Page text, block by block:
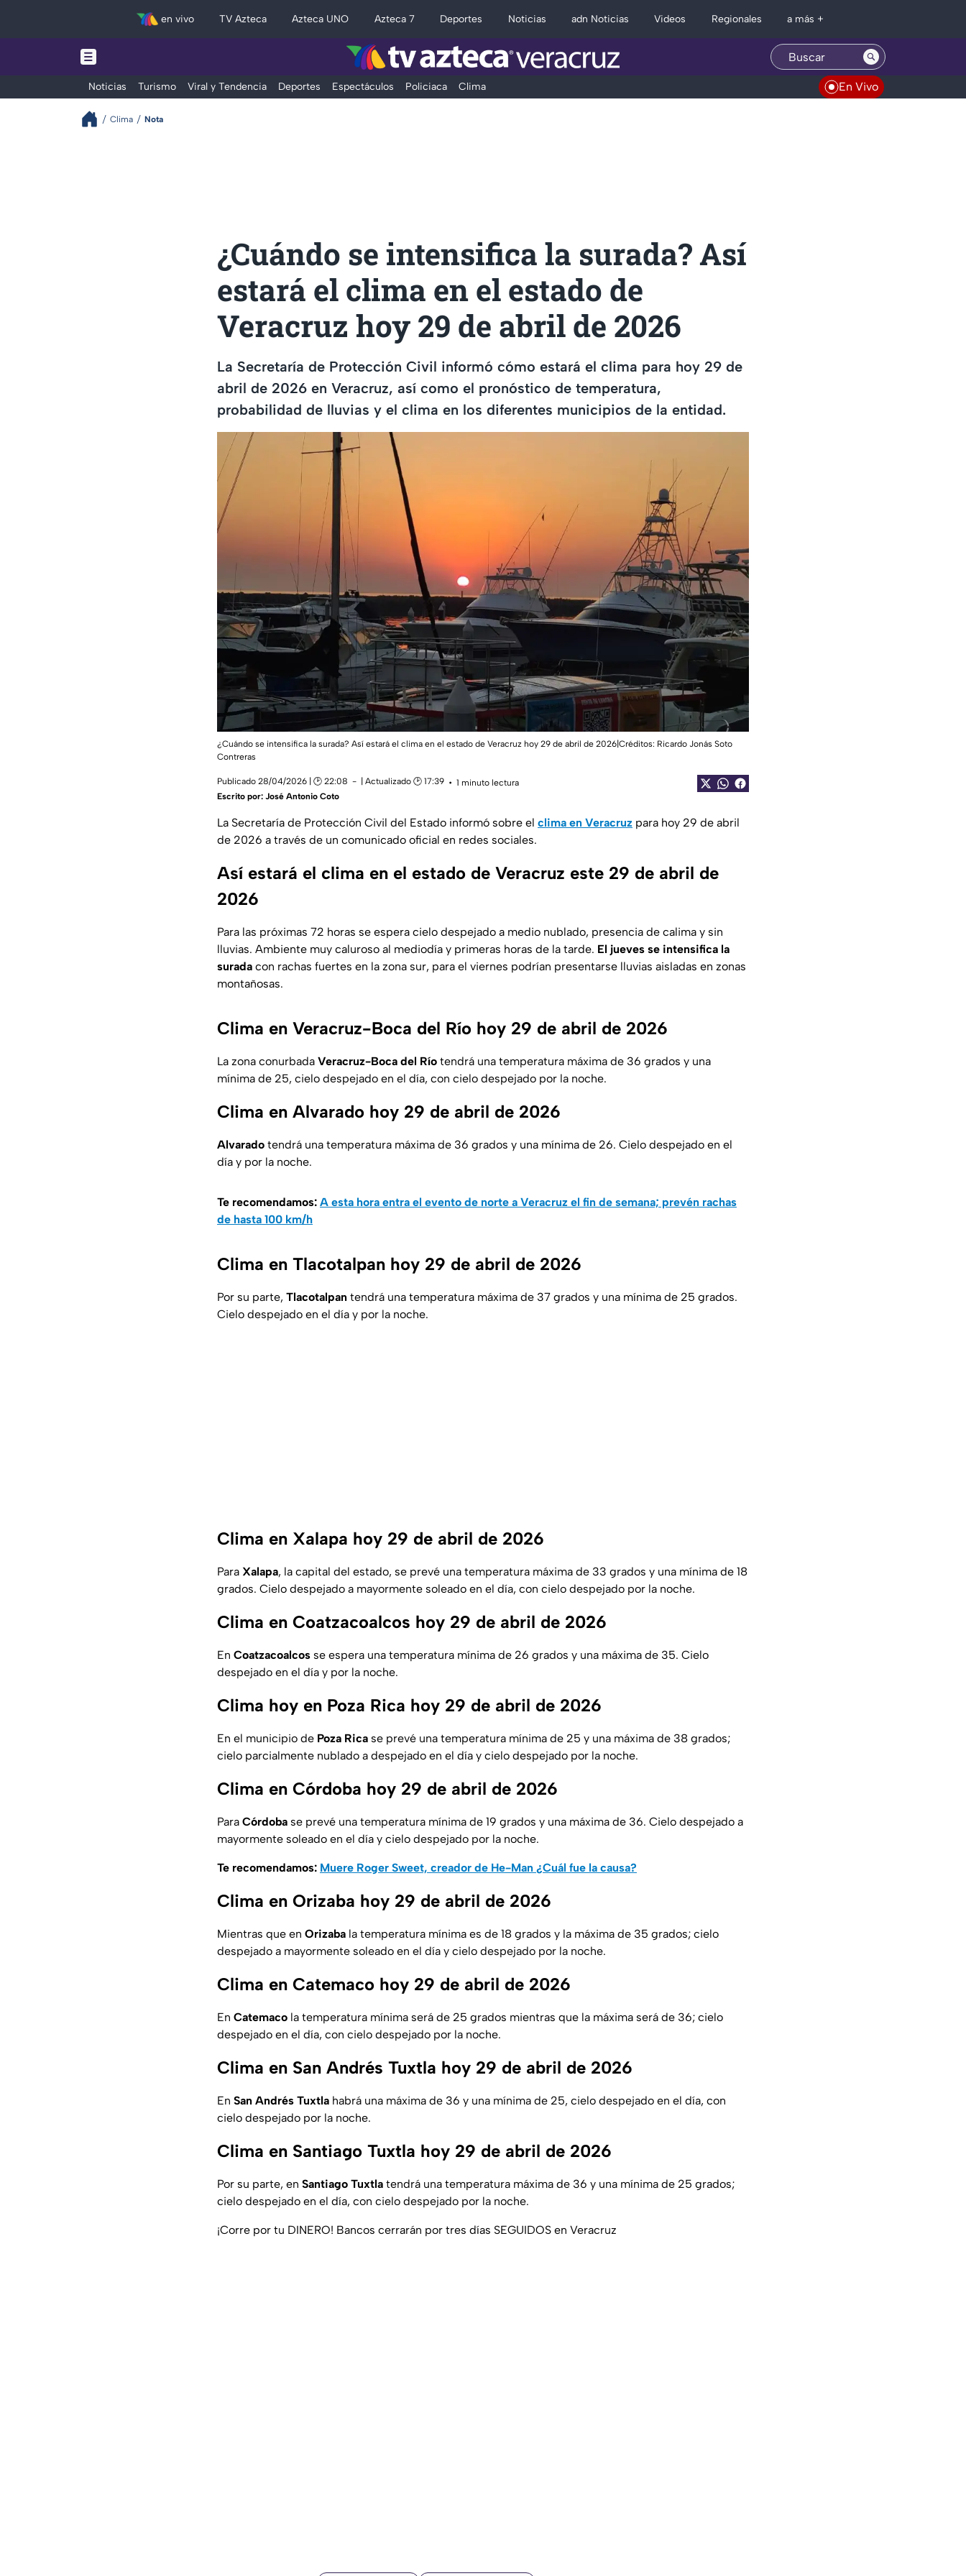
en vivo TV Azteca Azteca UNO Azteca 7 Deportes Noticias adn Noticias Videos Regionales a más +
Noticias Turismo Viral y Tendencia Deportes Espectáculos Policiaca Clima En Vivo
Clima Nota
¿Cuándo se intensifica la surada? Así
estará el clima en el estado de
Veracruz hoy 29 de abril de 2026
La Secretaría de Protección Civil informó cómo estará el clima para hoy 29 de
abril de 2026 en Veracruz, así como el pronóstico de temperatura,
probabilidad de lluvias y el clima en los diferentes municipios de la entidad.
¿Cuándo se intensifica la surada? Así estará el clima en el estado de Veracruz hoy 29 de abril de 2026|Créditos: Ricardo Jonás Soto
Contreras
Publicado 28/04/2026 | 🕑 22:08 | Actualizado 🕑 17:39
1 minuto lectura
Escrito por: José Antonio Coto
La Secretaría de Protección Civil del Estado informó sobre el clima en Veracruz para hoy 29 de abril
de 2026 a través de un comunicado oficial en redes sociales.
Así estará el clima en el estado de Veracruz este 29 de abril de
2026
Para las próximas 72 horas se espera cielo despejado a medio nublado, presencia de calima y sin
lluvias. Ambiente muy caluroso al mediodía y primeras horas de la tarde. El jueves se intensifica la
surada con rachas fuertes en la zona sur, para el viernes podrían presentarse lluvias aisladas en zonas
montañosas.
Clima en Veracruz-Boca del Río hoy 29 de abril de 2026
La zona conurbada Veracruz-Boca del Río tendrá una temperatura máxima de 36 grados y una
mínima de 25, cielo despejado en el día, con cielo despejado por la noche.
Clima en Alvarado hoy 29 de abril de 2026
Alvarado tendrá una temperatura máxima de 36 grados y una mínima de 26. Cielo despejado en el
día y por la noche.
Te recomendamos: A esta hora entra el evento de norte a Veracruz el fin de semana; prevén rachas
de hasta 100 km/h
Clima en Tlacotalpan hoy 29 de abril de 2026
Por su parte, Tlacotalpan tendrá una temperatura máxima de 37 grados y una mínima de 25 grados.
Cielo despejado en el día y por la noche.
Clima en Xalapa hoy 29 de abril de 2026
Para Xalapa, la capital del estado, se prevé una temperatura máxima de 33 grados y una mínima de 18
grados. Cielo despejado a mayormente soleado en el día, con cielo despejado por la noche.
Clima en Coatzacoalcos hoy 29 de abril de 2026
En Coatzacoalcos se espera una temperatura mínima de 26 grados y una máxima de 35. Cielo
despejado en el día y por la noche.
Clima hoy en Poza Rica hoy 29 de abril de 2026
En el municipio de Poza Rica se prevé una temperatura mínima de 25 y una máxima de 38 grados;
cielo parcialmente nublado a despejado en el día y cielo despejado por la noche.
Clima en Córdoba hoy 29 de abril de 2026
Para Córdoba se prevé una temperatura mínima de 19 grados y una máxima de 36. Cielo despejado a
mayormente soleado en el día y cielo despejado por la noche.
Te recomendamos: Muere Roger Sweet, creador de He-Man ¿Cuál fue la causa?
Clima en Orizaba hoy 29 de abril de 2026
Mientras que en Orizaba la temperatura mínima es de 18 grados y la máxima de 35 grados; cielo
despejado a mayormente soleado en el día y cielo despejado por la noche.
Clima en Catemaco hoy 29 de abril de 2026
En Catemaco la temperatura mínima será de 25 grados mientras que la máxima será de 36; cielo
despejado en el día, con cielo despejado por la noche.
Clima en San Andrés Tuxtla hoy 29 de abril de 2026
En San Andrés Tuxtla habrá una máxima de 36 y una mínima de 25, cielo despejado en el día, con
cielo despejado por la noche.
Clima en Santiago Tuxtla hoy 29 de abril de 2026
Por su parte, en Santiago Tuxtla tendrá una temperatura máxima de 36 y una mínima de 25 grados;
cielo despejado en el día, con cielo despejado por la noche.
¡Corre por tu DINERO! Bancos cerrarán por tres días SEGUIDOS en Veracruz